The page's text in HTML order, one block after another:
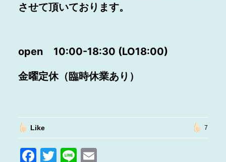
させて頂いております。
open 10:00-18:30 (LO18:00)
金曜定休（臨時休業あり）
Like 7
F T Li E